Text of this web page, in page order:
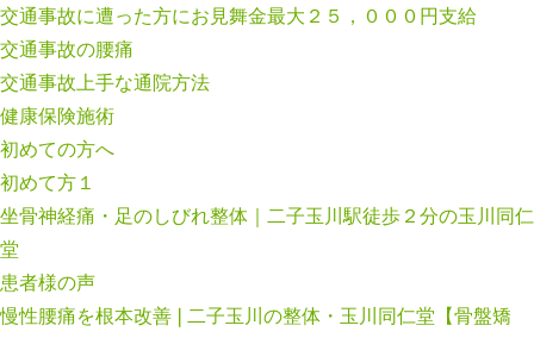
交通事故に遭った方にお見舞金最大２５，０００円支給
交通事故の腰痛
交通事故上手な通院方法
健康保険施術
初めての方へ
初めて方１
坐骨神経痛・足のしびれ整体｜二子玉川駅徒歩２分の玉川同仁
堂
患者様の声
慢性腰痛を根本改善❘二子玉川の整体・玉川同仁堂【骨盤矯